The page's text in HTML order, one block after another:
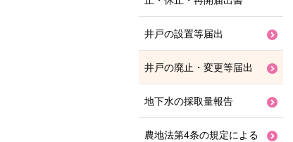
井戸の設置等届出
井戸の廃止・変更等届出
地下水の採取量報告
農地法第4条の規定による